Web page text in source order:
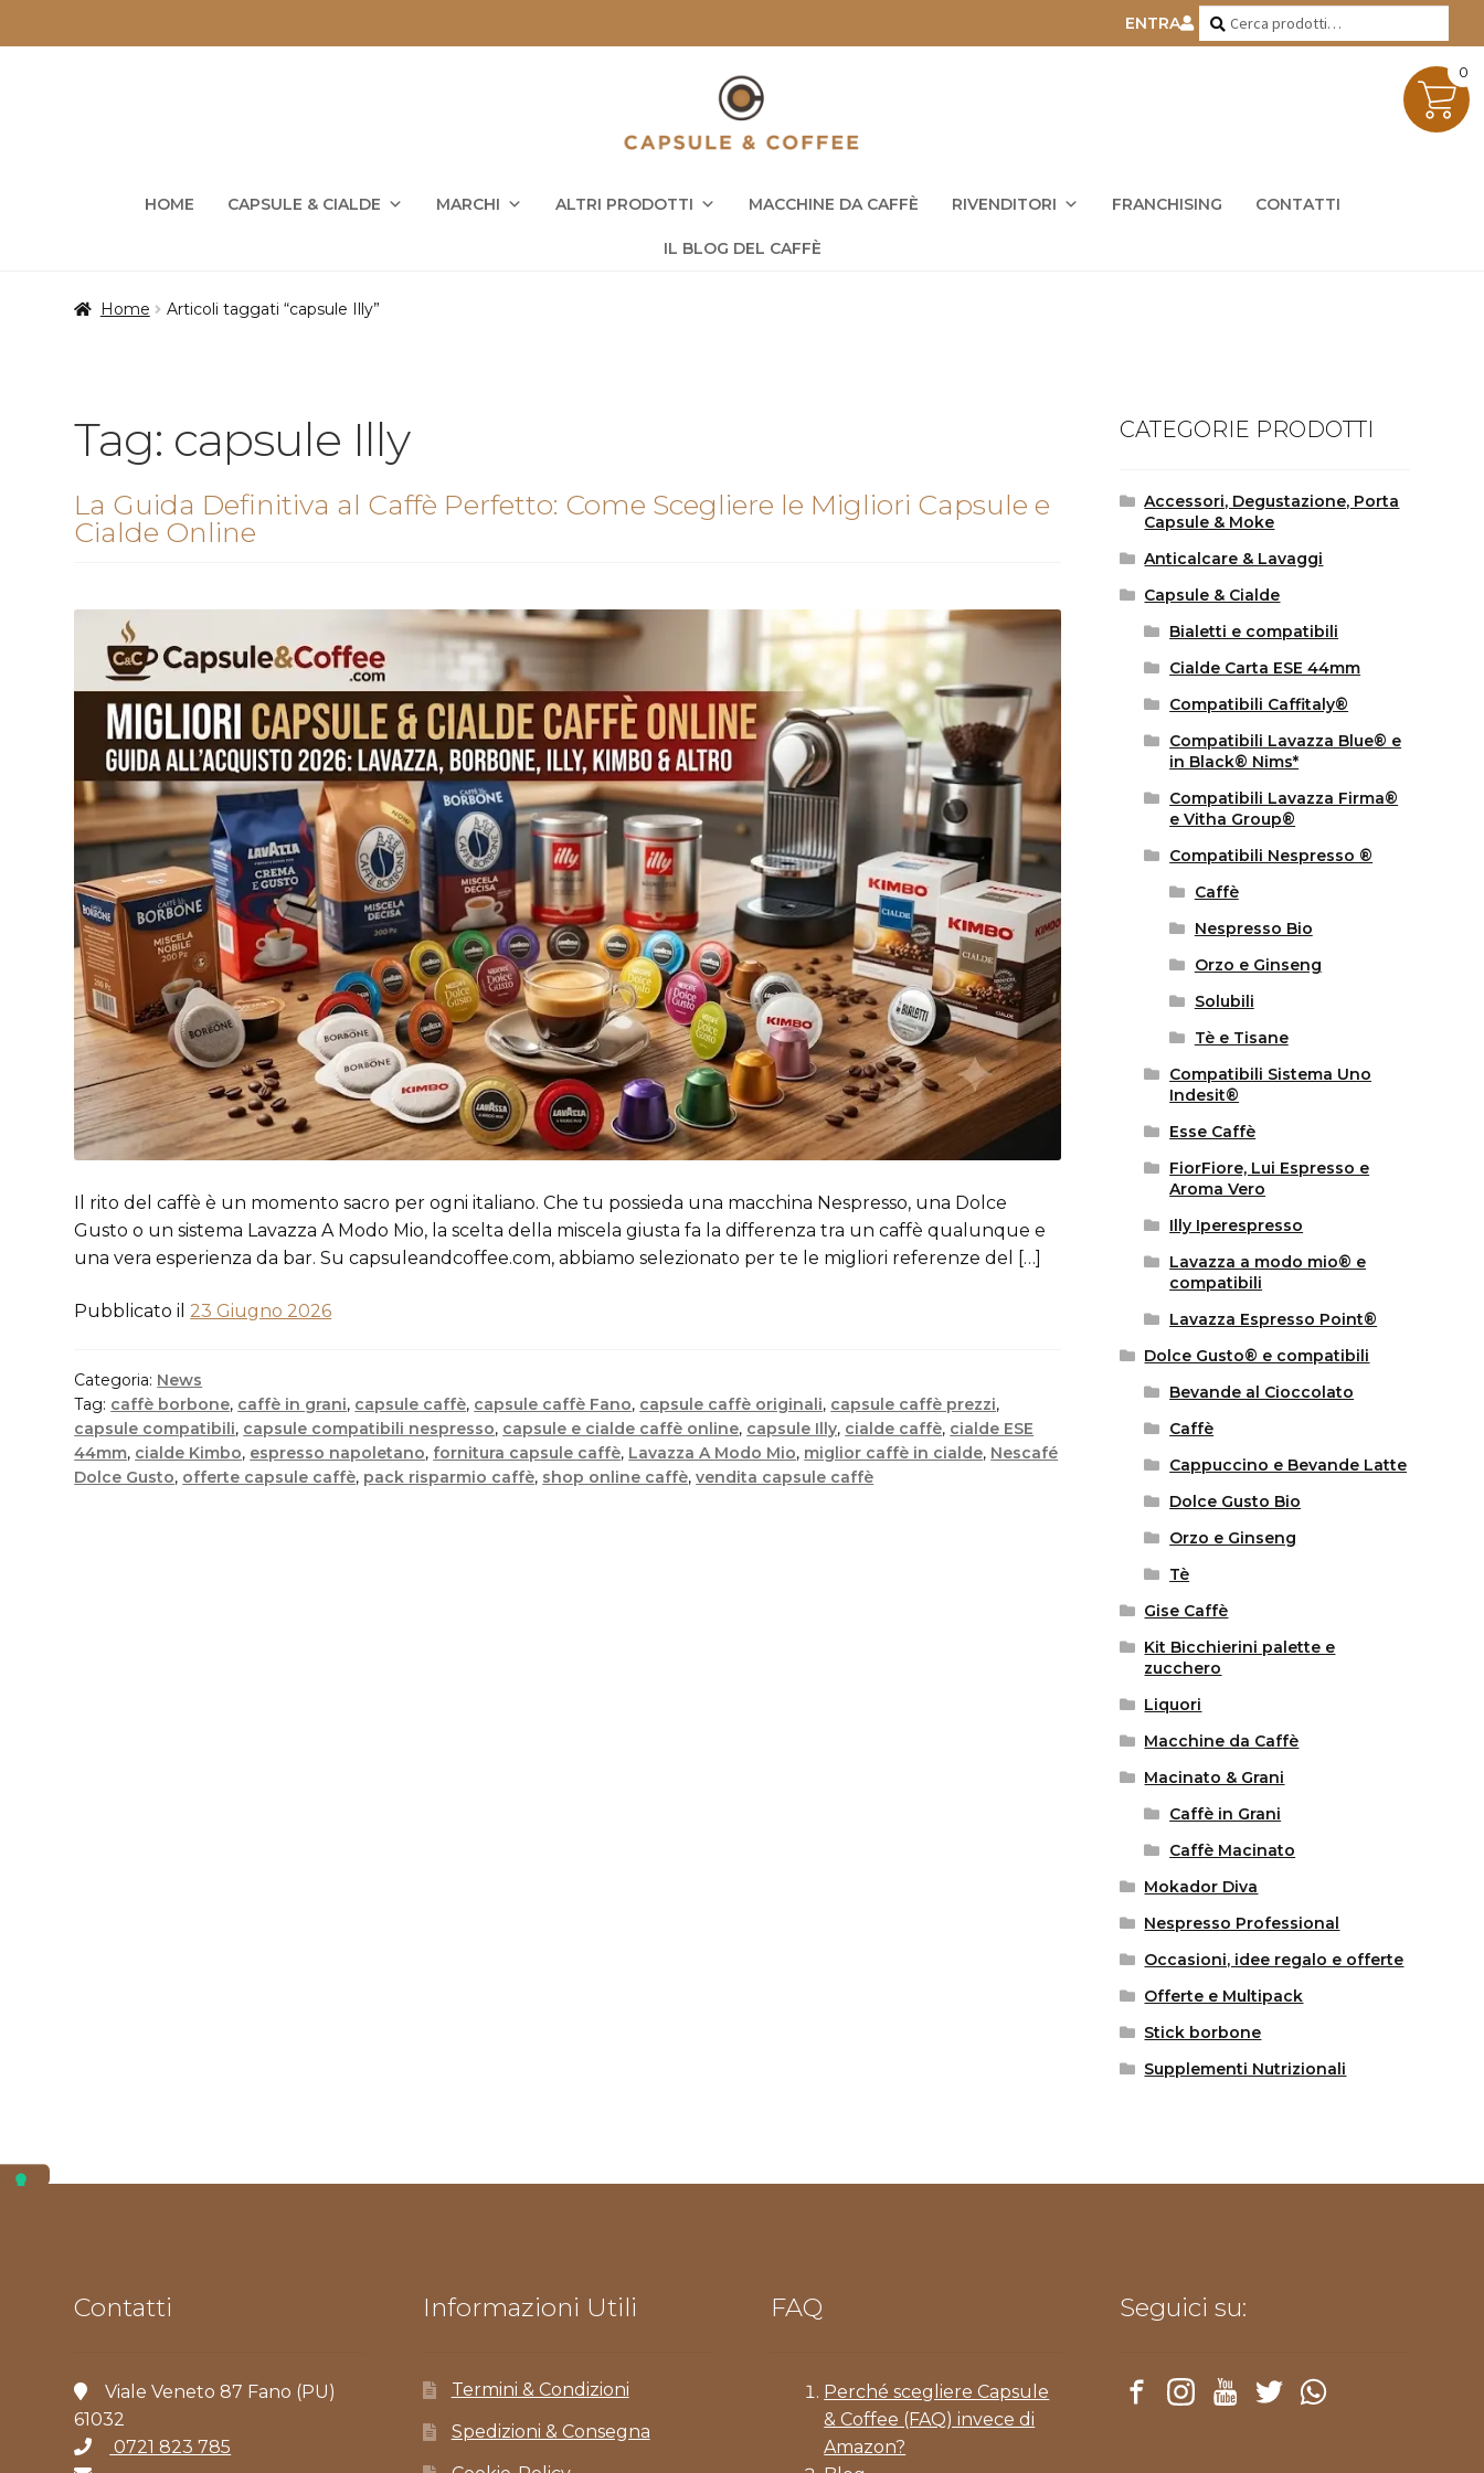
ENTRA Cerca:
Cerca
HOME CAPSULE & CIALDE MARCHI ALTRI PRODOTTI MACCHINE DA CAFFÈ RIVENDITORI FRANCHISING CONTATTI
IL BLOG DEL CAFFÈ
Home Articoli taggati “capsule Illy”
Tag: capsule Illy
La Guida Definitiva al Caffè Perfetto: Come Scegliere le Migliori Capsule e
Cialde Online
Il rito del caffè è un momento sacro per ogni italiano. Che tu possieda una macchina Nespresso, una Dolce
Gusto o un sistema Lavazza A Modo Mio, la scelta della miscela giusta fa la differenza tra un caffè qualunque e
una vera esperienza da bar. Su capsuleandcoffee.com, abbiamo selezionato per te le migliori referenze del […]
Pubblicato il 23 Giugno 2026
Categoria: News
Tag: caffè borbone, caffè in grani, capsule caffè, capsule caffè Fano, capsule caffè originali, capsule caffè prezzi,
capsule compatibili, capsule compatibili nespresso, capsule e cialde caffè online, capsule Illy, cialde caffè, cialde ESE
44mm, cialde Kimbo, espresso napoletano, fornitura capsule caffè, Lavazza A Modo Mio, miglior caffè in cialde, Nescafé
Dolce Gusto, offerte capsule caffè, pack risparmio caffè, shop online caffè,vendita capsule caffè
CATEGORIE PRODOTTI
Accessori, Degustazione, Porta
Capsule & Moke
Anticalcare & Lavaggi
Capsule & Cialde
Bialetti e compatibili
Cialde Carta ESE 44mm
Compatibili Caffitaly®
Compatibili Lavazza Blue® e
in Black® Nims*
Compatibili Lavazza Firma®
e Vitha Group®
Compatibili Nespresso ®
Caffè
Nespresso Bio
Orzo e Ginseng
Solubili
Tè e Tisane
Compatibili Sistema Uno
Indesit®
Esse Caffè
FiorFiore, Lui Espresso e
Aroma Vero
Illy Iperespresso
Lavazza a modo mio® e
compatibili
Lavazza Espresso Point®
Dolce Gusto® e compatibili
Bevande al Cioccolato
Caffè
Cappuccino e Bevande Latte
Dolce Gusto Bio
Orzo e Ginseng
Tè
Gise Caffè
Kit Bicchierini palette e
zucchero
Liquori
Macchine da Caffè
Macinato & Grani
Caffè in Grani
Caffè Macinato
Mokador Diva
Nespresso Professional
Occasioni, idee regalo e offerte
Offerte e Multipack
Stick borbone
Supplementi Nutrizionali
Contatti
Viale Veneto 87 Fano (PU)
61032
0721 823 785
Informazioni Utili
Termini & Condizioni
Spedizioni & Consegna
FAQ
Perché scegliere Capsule
& Coffee (FAQ) invece di
Amazon?
Seguici su:
0